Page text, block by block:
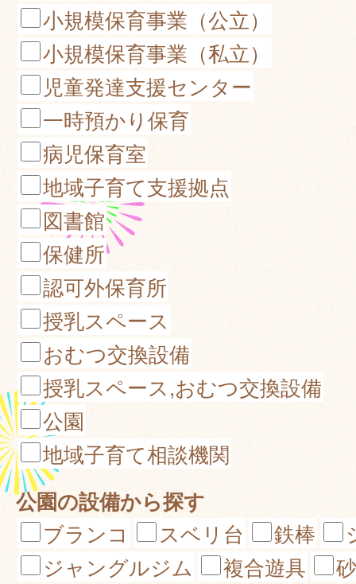
小規模保育事業（公立）
小規模保育事業（私立）
児童発達支援センター
一時預かり保育
病児保育室
地域子育て支援拠点
図書館
保健所
認可外保育所
授乳スペース
おむつ交換設備
授乳スペース,おむつ交換設備
公園
地域子育て相談機関
公園の設備から探す
ブランコ スベリ台 鉄棒
ジャングルジム
複合遊具